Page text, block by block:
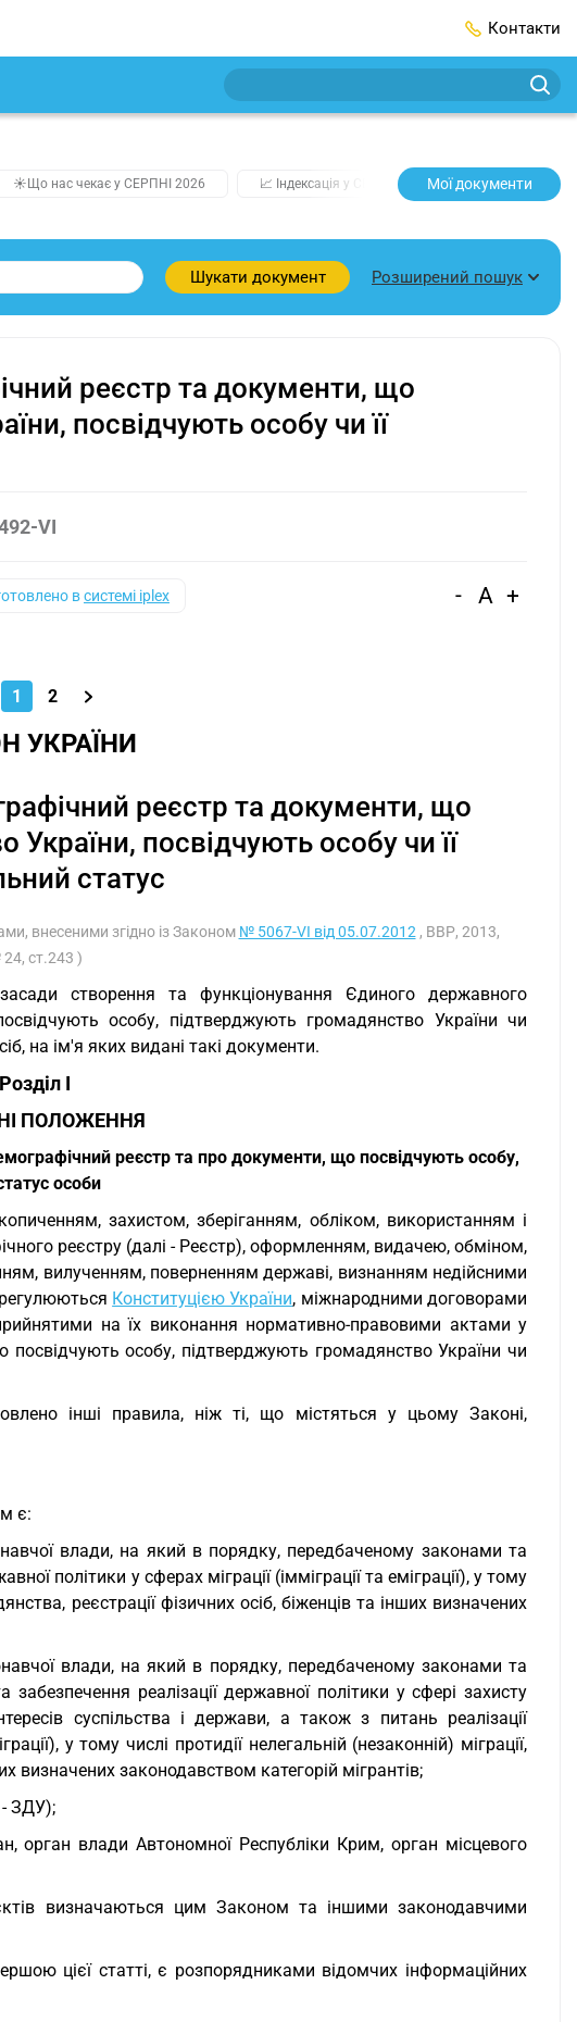
Контакти
☀️Що нас чекає у СЕРПНІ 2026 📈 Індексація у СЕРПНІ 2️⃣0️⃣2️⃣7️⃣ Усі
Мої документи
Шукати документ Розширений пошук
реєстр та документи, що
посвідчують особу чи її
VI
всистемі iplex - A +
1 2
УКРАЇНИ
реєстр та документи, що
посвідчують особу чи її
статус
внесеними згідно із Законом № 5067-VI від 05.07.2012 , ВВР, 2013,
ст.243 )
створення та функціонування Єдиного державного
особу, підтверджують громадянство України чи
на ім'я яких видані такі документи.
Розділ I
ПОЛОЖЕННЯ
реєстр та про документи, що посвідчують особу,
особи
захистом, зберіганням, обліком, використанням і
реєстру (далі - Реєстр), оформленням, видачею, обміном,
вилученням, поверненням державі, визнанням недійсними
Конституцією України, міжнародними договорами
на їх виконання нормативно-правовими актами у
особу, підтверджують громадянство України чи
інші правила, ніж ті, що містяться у цьому Законі,
є:
влади, на який в порядку, передбаченому законами та
політики у сферах міграції (імміграції та еміграції), у тому
реєстрації фізичних осіб, біженців та інших визначених
влади, на який в порядку, передбаченому законами та
реалізації державної політики у сфері захисту
суспільства і держави, а також з питань реалізації
у тому числі протидії нелегальній (незаконній) міграції,
визначених законодавством категорій мігрантів;
- ЗДУ);
орган влади Автономної Республіки Крим, орган місцевого
визначаються цим Законом та іншими законодавчими
цієї статті, є розпорядниками відомчих інформаційних